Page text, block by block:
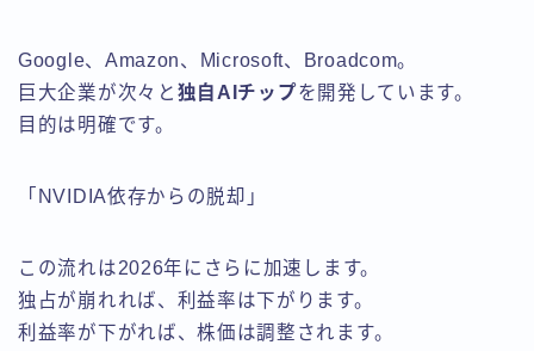
Google、Amazon、Microsoft、Broadcom。
巨大企業が次々と 独自AIチップを開発しています。
目的は明確です。
「NVIDIA依存からの脱却」
この流れは2026年にさらに加速します。
独占が崩れれば、利益率は下がります。
利益率が下がれば、株価は調整されます。